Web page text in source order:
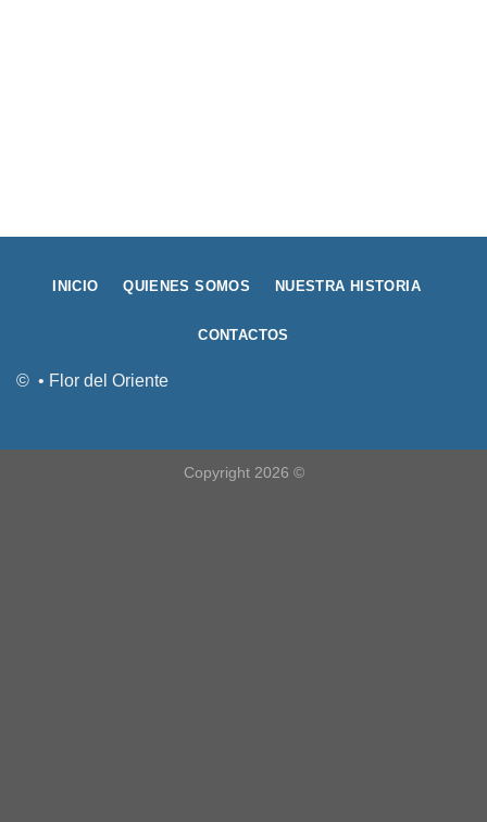
© • Flor del Oriente
INICIO QUIENES SOMOS NUESTRA HISTORIA
CONTACTOS
Copyright 2026 ©